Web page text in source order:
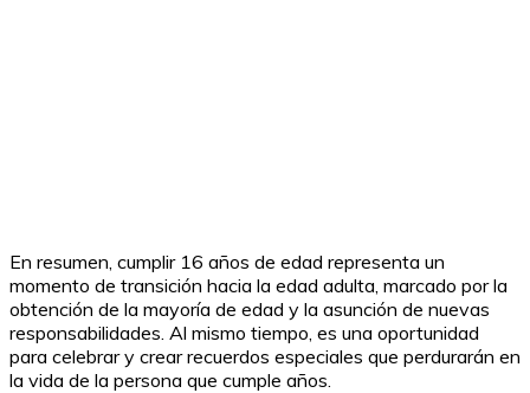
En resumen, cumplir 16 años de edad representa un
momento de transición hacia la edad adulta, marcado por la
obtención de la mayoría de edad y la asunción de nuevas
responsabilidades. Al mismo tiempo, es una oportunidad
para celebrar y crear recuerdos especiales que perdurarán en
la vida de la persona que cumple años.